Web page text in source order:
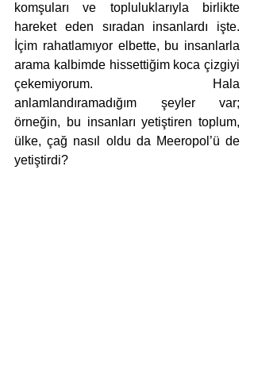
komşuları ve topluluklarıyla birlikte
hareket eden sıradan insanlardı işte.
İçim rahatlamıyor elbette, bu insanlarla
arama kalbimde hissettiğim koca çizgiyi
çekemiyorum. Hala
anlamlandıramadığım şeyler var;
örneğin, bu insanları yetiştiren toplum,
ülke, çağ nasıl oldu da Meeropol’ü de
yetiştirdi?